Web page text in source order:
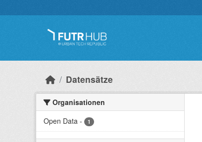
Datensätze
Organisationen
Open Data - 1